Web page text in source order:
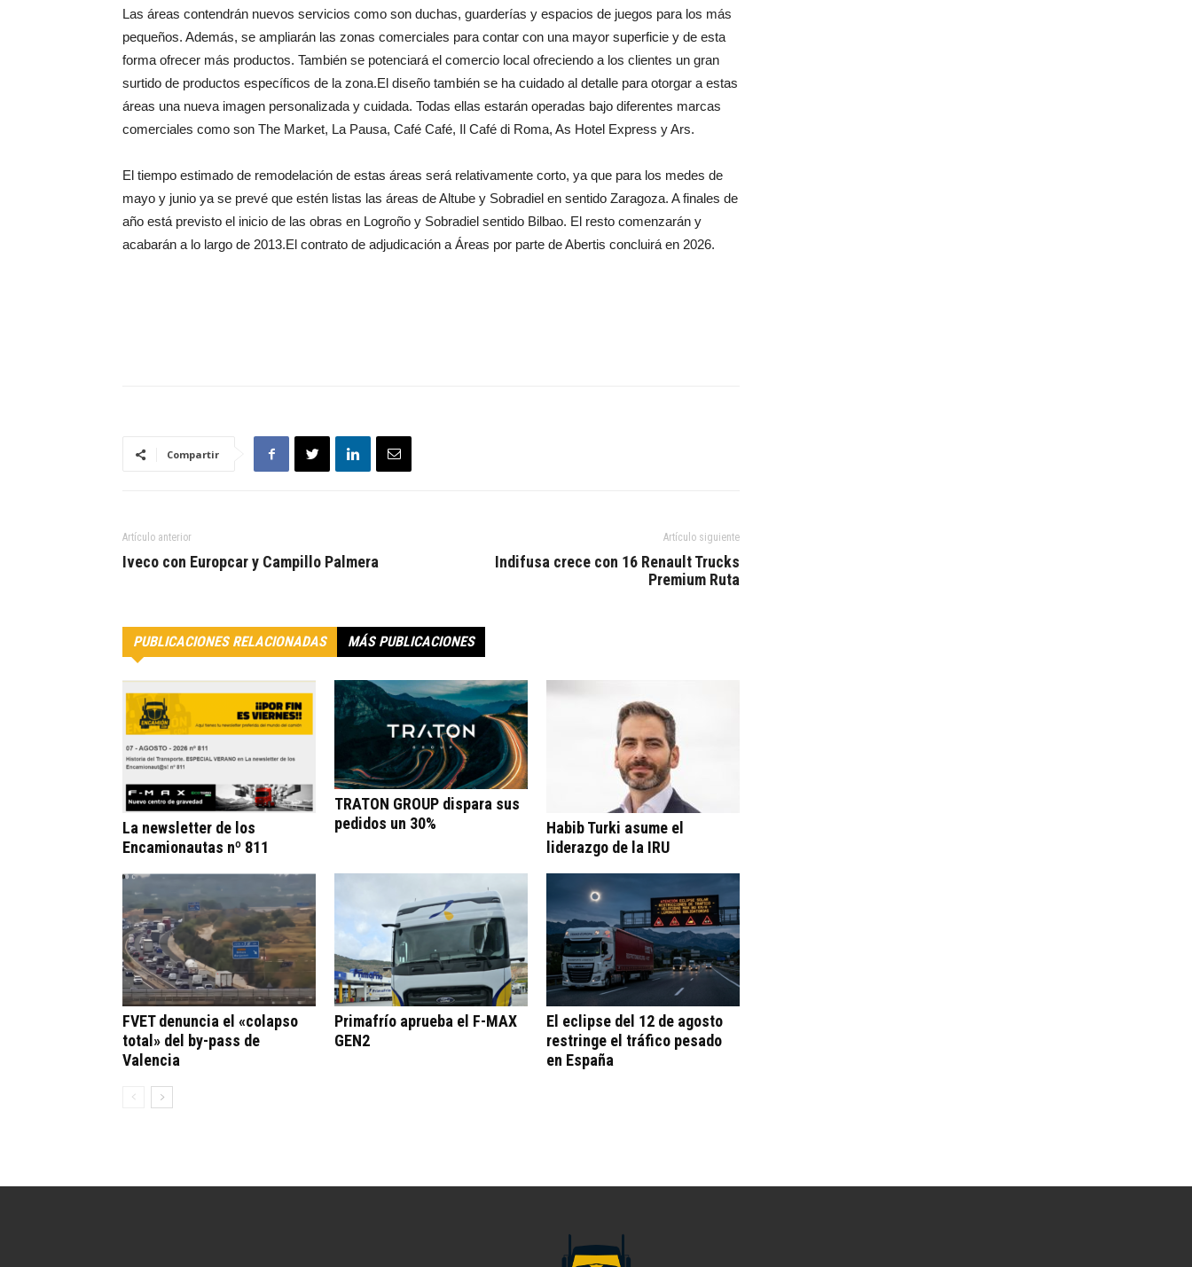
Las áreas contendrán nuevos servicios como son duchas, guarderías y espacios de juegos para los más
pequeños. Además, se ampliarán las zonas comerciales para contar con una mayor superficie y de esta
forma ofrecer más productos. También se potenciará el comercio local ofreciendo a los clientes un gran
surtido de productos específicos de la zona.El diseño también se ha cuidado al detalle para otorgar a estas
áreas una nueva imagen personalizada y cuidada. Todas ellas estarán operadas bajo diferentes marcas
comerciales como son The Market, La Pausa, Café Café, Il Café di Roma, As Hotel Express y Ars.
El tiempo estimado de remodelación de estas áreas será relativamente corto, ya que para los medes de
mayo y junio ya se prevé que estén listas las áreas de Altube y Sobradiel en sentido Zaragoza. A finales de
año está previsto el inicio de las obras en Logroño y Sobradiel sentido Bilbao. El resto comenzarán y
acabarán a lo largo de 2013.El contrato de adjudicación a Áreas por parte de Abertis concluirá en 2026.
Compartir
Artículo anterior
Iveco con Europcar y Campillo Palmera
Artículo siguiente
Indifusa crece con 16 Renault Trucks
Premium Ruta
PUBLICACIONES RELACIONADAS MÁS PUBLICACIONES
La newsletter de los
Encamionautas nº 811
TRATON GROUP dispara sus
pedidos un 30%
Habib Turki asume el
liderazgo de la IRU
FVET denuncia el «colapso
total» del by-pass de
Valencia
Primafrío aprueba el F-MAX
GEN2
El eclipse del 12 de agosto
restringe el tráfico pesado
en España